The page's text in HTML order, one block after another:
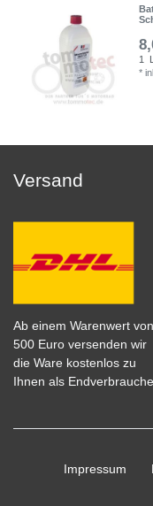
1
*
Versand
Ab einem Warenwert von
500 Euro versenden wir
die Ware kostenlos zu
Ihnen als
Impressum